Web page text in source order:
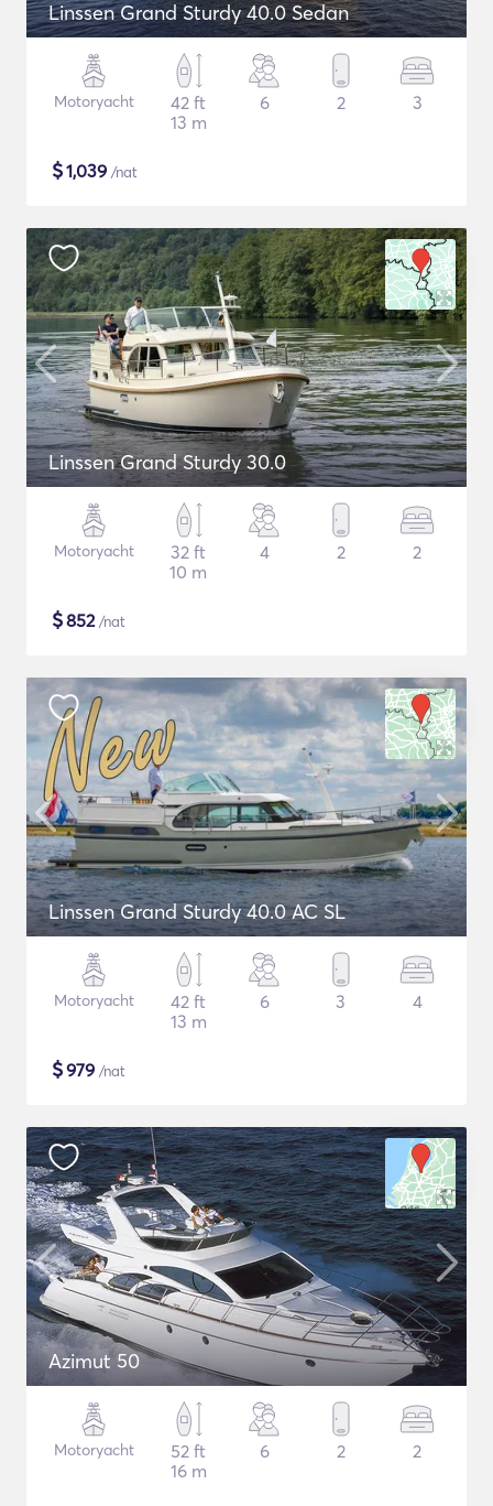
Linssen Grand Sturdy 40.0 Sedan
Motoryacht
42 ft
13 m
6 2 3
$1,039 /nat
Linssen Grand Sturdy 30.0
Motoryacht
32 ft
10 m
4 2 2
$852/nat
Linssen Grand Sturdy 40.0 AC SL
Motoryacht
42 ft
13 m
6 3 4
$979 /nat
Azimut 50
Motoryacht
52 ft
16 m
6 2 2